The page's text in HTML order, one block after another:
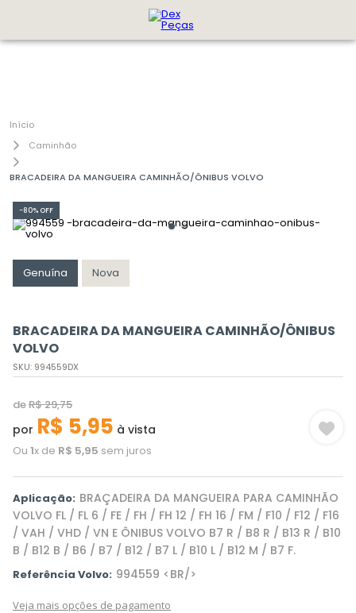
Caminhão
BRACADEIRA DA MANGUEIRA CAMINHÃO/ÔNIBUS VOLVO
-80% OFF
Genuína Nova
BRACADEIRA DA MANGUEIRA CAMINHÃO/ÔNIBUS
VOLVO
SKU: 994559DX
deR$29,75
por R$ 5,95 à vista
Ou 1x de R$ 5,95 sem juros
Aplicação: BRAÇADEIRA DA MANGUEIRA PARA CAMINHÃO
VOLVO FL / FL 6 / FE / FH / FH 12 / FH 16 / FM / F10 / F12 / F16
/ VAH / VHD / VN E ÔNIBUS VOLVO B7 R / B8 R / B13 R / B10
B / B12 B / B6 / B7 / B12 / B7 L / B10 L / B12 M / B7 F.
Referência Volvo: 994559 <BR/>
Veja mais opções de pagamento